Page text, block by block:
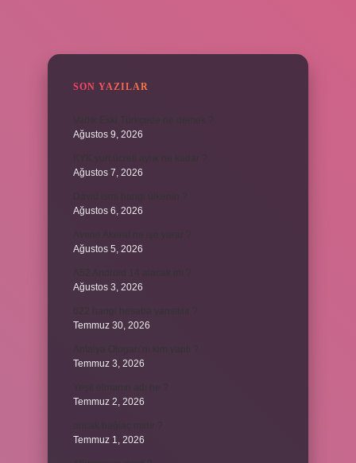
SON YAZILAR
Ağustos 9, 2026
Ağustos 7, 2026
Ağustos 6, 2026
Ağustos 5, 2026
Ağustos 3, 2026
Temmuz 30, 2026
Temmuz 3, 2026
Temmuz 2, 2026
Temmuz 1, 2026